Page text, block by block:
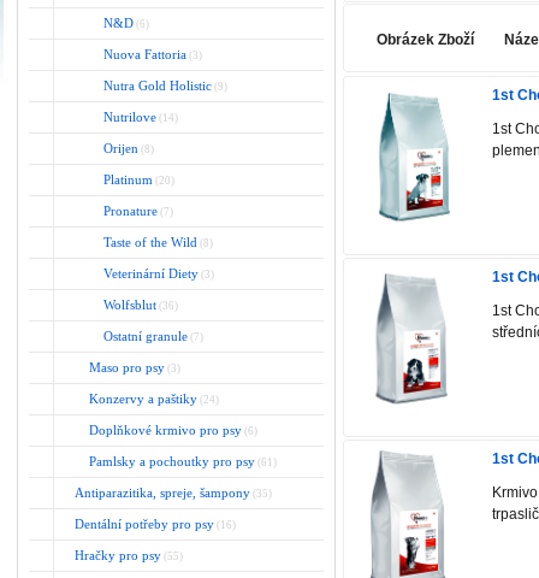
N&D (6)
Nuova Fattoria (3)
Nutra Gold Holistic (9)
Nutrilove (14)
Orijen (8)
Platinum (20)
Pronature (7)
Taste of the Wild (8)
Veterinární Diety (3)
Wolfsblut (36)
Ostatní granule (7)
Maso pro psy (3)
Konzervy a paštiky (24)
Doplňkové krmivo pro psy (6)
Pamlsky a pochoutky pro psy (61)
Antiparazitika, spreje, šampony (35)
Dentální potřeby pro psy (16)
Hračky pro psy (55)
Obrázek Zboží
1st
1st
1st
1st
1st